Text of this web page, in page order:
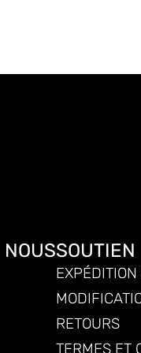
NOUSSOUTIEN
RETOURS
TERMES ET